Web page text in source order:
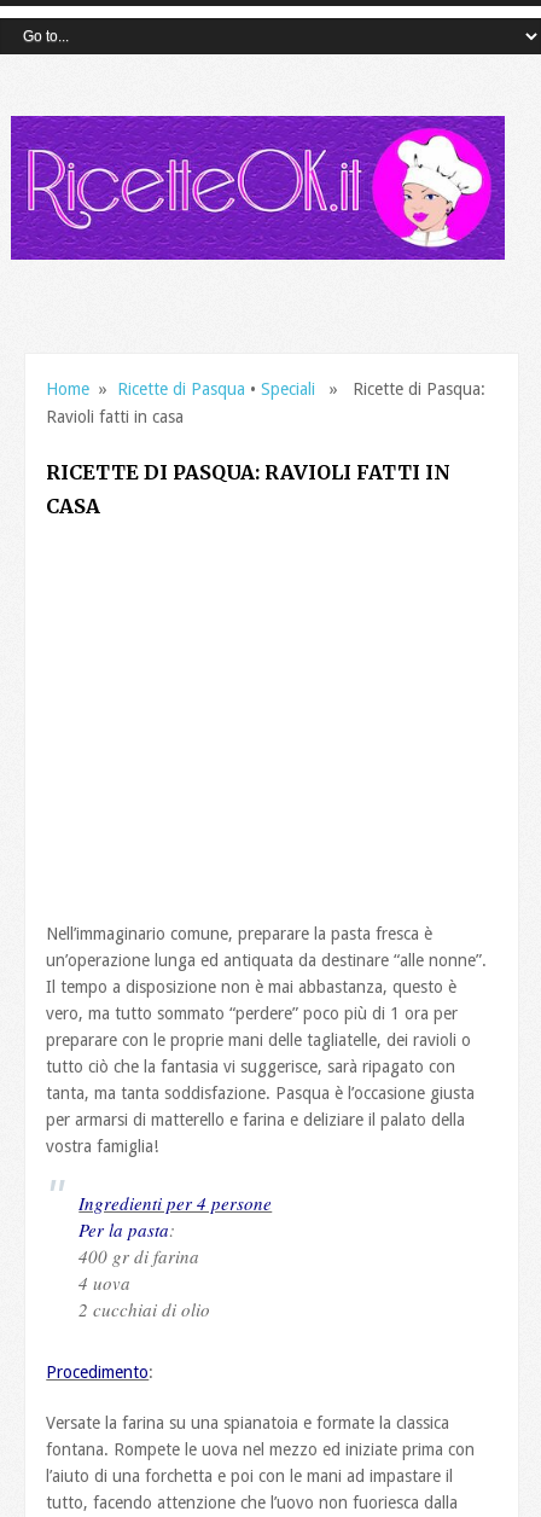
Home » Ricette di Pasqua •Speciali » Ricette di Pasqua:
Ravioli fatti in casa
RICETTE DI PASQUA: RAVIOLI FATTI IN
CASA
Nell’immaginario comune, preparare la pasta fresca è
un’operazione lunga ed antiquata da destinare “alle nonne”.
Il tempo a disposizione non è mai abbastanza, questo è
vero, ma tutto sommato “perdere” poco più di 1 ora per
preparare con le proprie mani delle tagliatelle, dei ravioli o
tutto ciò che la fantasia vi suggerisce, sarà ripagato con
tanta, ma tanta soddisfazione. Pasqua è l’occasione giusta
per armarsi di matterello e farina e deliziare il palato della
vostra famiglia!
Ingredienti per 4 persone
Per la pasta:
400 gr di farina
4 uova
2 cucchiai di olio
Procedimento:
Versate la farina su una spianatoia e formate la classica
fontana. Rompete le uova nel mezzo ed iniziate prima con
l’aiuto di una forchetta e poi con le mani ad impastare il
tutto, facendo attenzione che l’uovo non fuoriesca dalla